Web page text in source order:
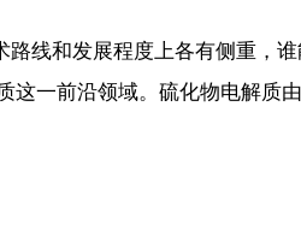
线和发展程度上各有侧重，
一前沿领域。硫化物电解质